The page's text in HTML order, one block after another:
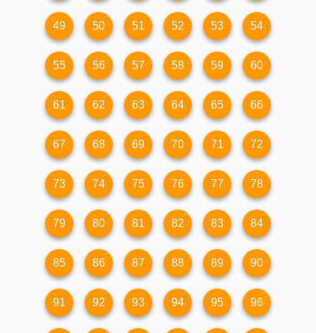
49 50 51 52 53 54
55 56 57 58 59 60
61 62 63 64 65 66
67 68 69 70 71 72
73 74 75 76 77 78
79 80 81 82 83 84
85 86 87 88 89 90
91 92 93 94 95 96